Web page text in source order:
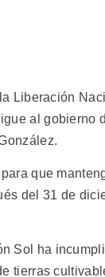
Liberación
al gobierno
que
del 31 de
Sol ha
tierras